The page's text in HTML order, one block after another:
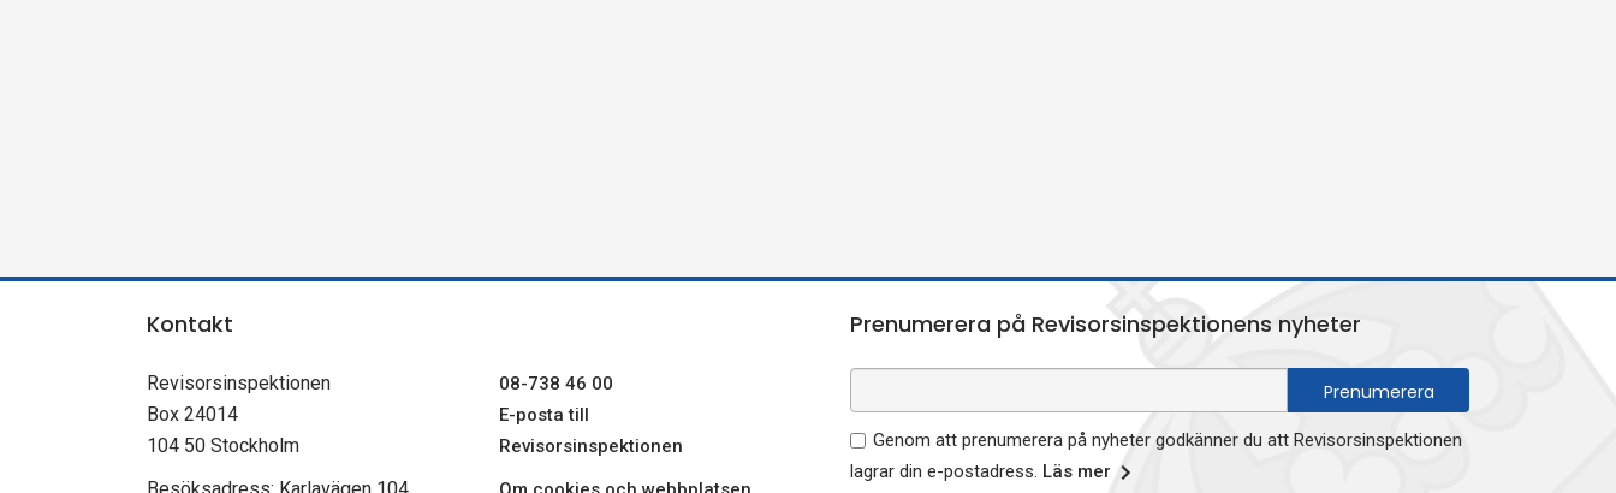
Kontakt
Revisorsinspektionen
Box 24014
104 50 Stockholm
08-738 46 00
E-posta till
Revisorsinspektionen
Prenumerera på Revisorsinspektionens nyheter
Genom att prenumerera på nyheter godkänner du att Revisorsinspektionen
lagrar din e-postadress. Läs mer